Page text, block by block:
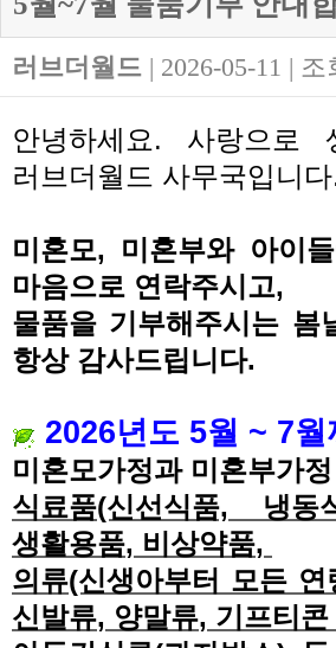
러브더월드 | 2026-05-11 |
안녕하세요. 사랑으로
러브더월드 사무국입니다
미혼모, 미혼부와 아이
마음으로 연락주시고,
물품을 기부해주시는 봄
항상 감사드립니다.
2026년도 5월 ~ 7월
미혼모가정과 미혼부가
식료품(신선식품, 냉
생활용품, 비상약품,
의 류(신생아부터 모든
신발류, 양말류, 기프티